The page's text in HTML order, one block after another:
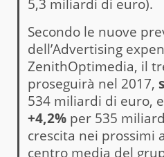
5,3 miliardi di euro).
Secondo le nuove
dell’Advertising
ZenithOptimedia, il
proseguirà nel 2017,
534 miliardi di euro,
+4,2%per 535
crescita nei prossimi
centro media del